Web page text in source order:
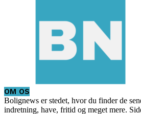
OM OS
Bolignews er stedet, hvor du finder de
indretning, have, fritid og meget mere.